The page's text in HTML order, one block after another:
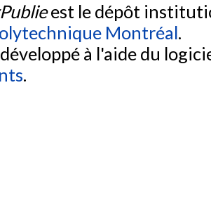
est le dépôt
Montréal.
à l'aide du
.